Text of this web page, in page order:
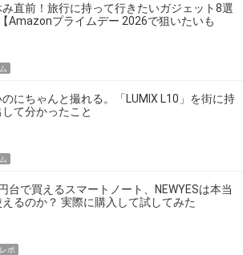
み直前！旅行に持って行きたいガジェット8選
Amazonプライムデー 2026で狙いたいも
にちゃんと撮れる。「LUMIX L10」を街に持
して分かったこと
台で買えるスマートノート、NEWYESは本当
えるのか？ 実際に購入して試してみた
ポ